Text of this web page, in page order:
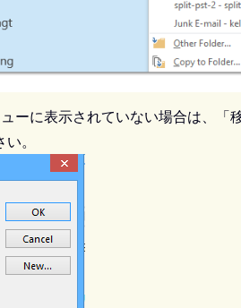
ーに表示されていない場合は、
。